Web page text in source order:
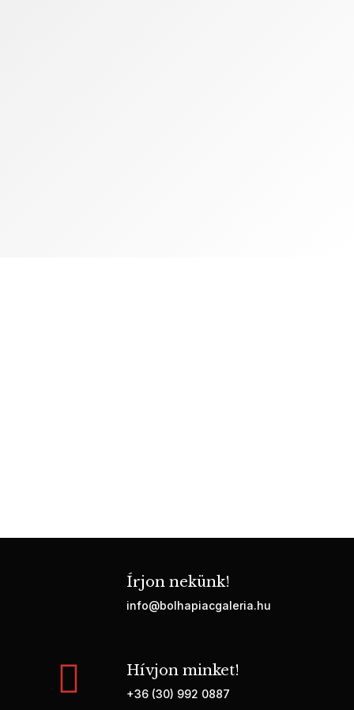
Írjon nekünk!
info@bolhapiacgaleria.hu
Hívjon minket!
+36 (30) 992 0887